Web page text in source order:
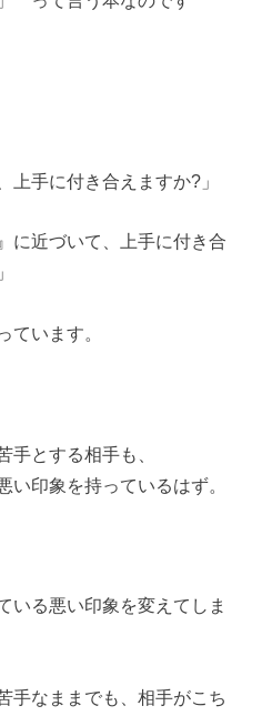
上手に付き合えますか?」
に近づいて、上手に付き合
ています。
手とする相手も、
い印象を持っているはず。
いる悪い印象を変えてしま
手なままでも、相手がこち